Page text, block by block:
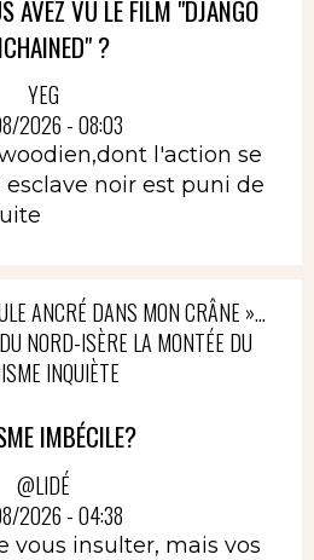
AVEZ VU LE FILM "DJANGO
?
YEG
2026 - 08:03
l'action se
esclave noir est puni de
ANCRÉ DANS MON CRÂNE »…
NORD-ISÈRE LA MONTÉE DU
INQUIÈTE
IMBÉCILE?
@LIDÉ
2026 - 04:38
vous insulter, mais vos